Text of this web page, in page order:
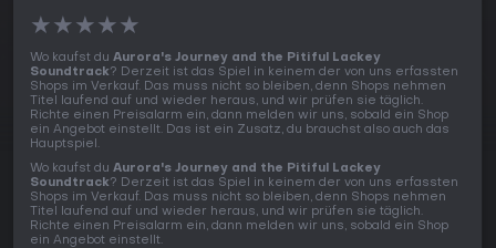
★★★★★
Wo kaufst du Aurora's Journey and the Pitiful Lackey
Soundtrack? Derzeit ist das Spiel in keinem der von uns erfassten
Shops im Verkauf. Das muss nicht so bleiben, denn Shops nehmen
Titel laufend auf und wieder heraus, und wir prüfen sie täglich.
Richte einen Preisalarm ein, dann melden wir uns, sobald ein Shop
ein Angebot einstellt. Das ist ein Zusatz, du brauchst also auch das
Hauptspiel.
Wo kaufst du Aurora's Journey and the Pitiful Lackey
Soundtrack? Derzeit ist das Spiel in keinem der von uns erfassten
Shops im Verkauf. Das muss nicht so bleiben, denn Shops nehmen
Titel laufend auf und wieder heraus, und wir prüfen sie täglich.
Richte einen Preisalarm ein, dann melden wir uns, sobald ein Shop
ein Angebot einstellt.